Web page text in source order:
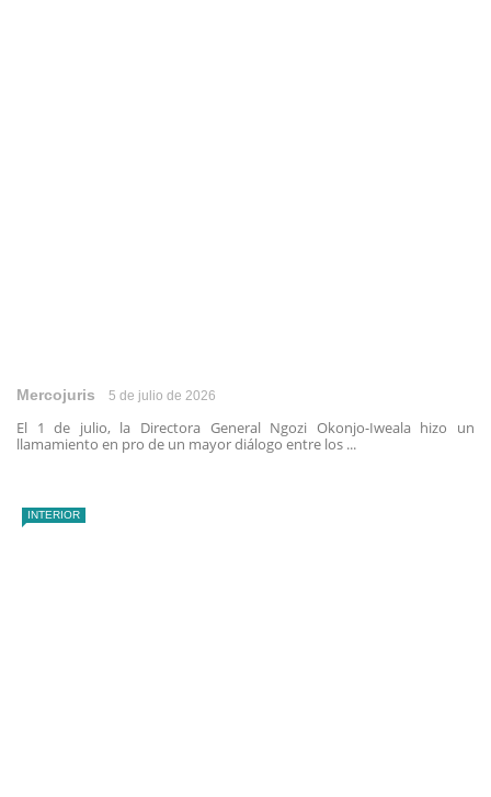
Mercojuris 5 de julio de 2026
El 1 de julio, la Directora General Ngozi Okonjo-Iweala hizo un
llamamiento en pro de un mayor diálogo entre los ...
INTERIOR